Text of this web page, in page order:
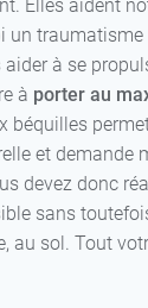
Elles aident
traumatisme
à se
à porter au
béquilles
et demande
devez donc
sans
au sol. Tout